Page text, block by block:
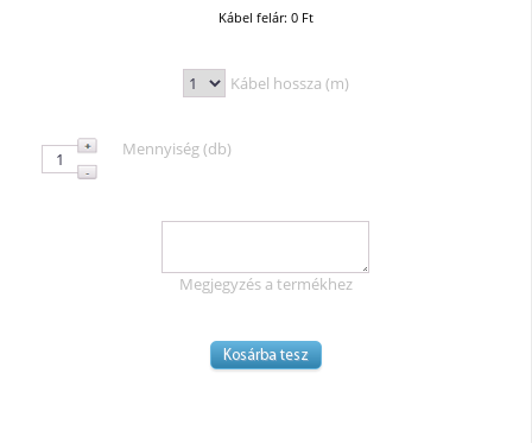
Kábel felár: 0 Ft
Kábel hossza (m)
Mennyiség (db)
Megjegyzés a termékhez